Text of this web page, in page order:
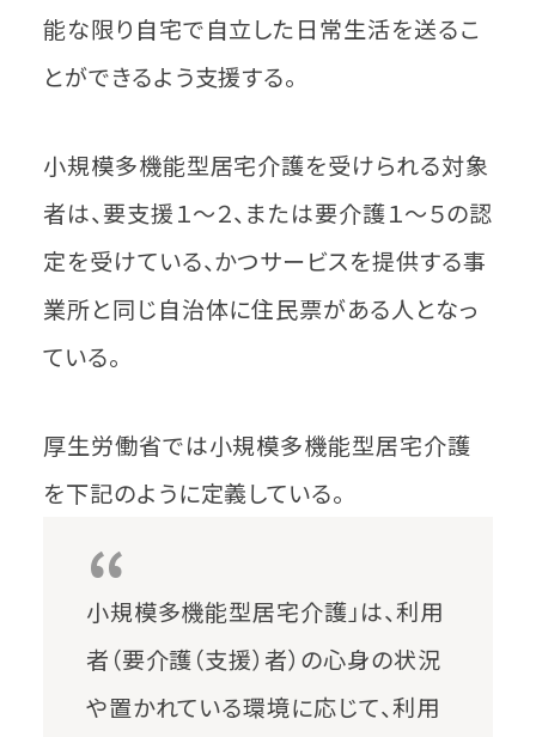
能な限り自宅で自立した日常生活を送るこ
とができるよう支援する。
小規模多機能型居宅介護を受けられる対象
者は、要支援１～２、または要介護１～５の認
定を受けている、かつサービスを提供する事
業所と同じ自治体に住民票がある人となっ
ている。
厚生労働省では小規模多機能型居宅介護
を下記のように定義している。
小規模多機能型居宅介護」は、利用
者（要介護（支援）者）の心身の状況
や置かれている環境に応じて、利用